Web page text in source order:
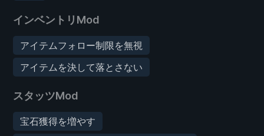
インベントリMod
アイテムフォロー制限を無視
アイテムを決して落とさない
スタッツMod
宝石獲得を増やす